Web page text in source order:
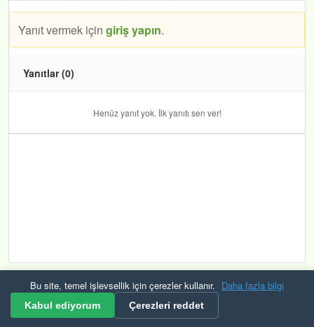
Yanıt vermek için giriş yapın.
Yanıtlar (0)
Henüz yanıt yok. İlk yanıtı sen ver!
Bu site, temel işlevsellik için çerezler kullanır. Daha fazla bilgi
Kabul ediyorum Çerezleri reddet
Kurallar ve ŞartlarGizlilikGüvenlikKVKKÇerezler
© 2026 Mevzuat Raporu Tüm hakları saklıdır. Bulana çerek altın veriyoruz.🟡